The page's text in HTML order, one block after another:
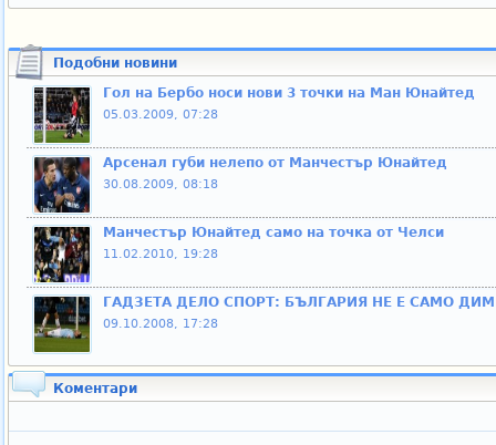
Подобни новини
Гол на Бербо носи нови 3 точки на Ман Юнайтед
05.03.2009, 07:28
Арсенал губи нелепо от Манчестър Юнайтед
30.08.2009, 08:18
Манчестър Юнайтед само на точка от Челси
11.02.2010, 19:28
ГАДЗЕТА ДЕЛО СПОРТ: БЪЛГАРИЯ НЕ Е САМО
09.10.2008, 17:28
Коментари